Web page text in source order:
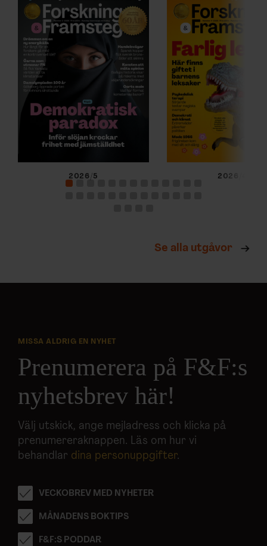
2026/5 2026/4
Se alla utgåvor
MISSA ALDRIG EN NYHET
Prenumerera på F&F:s
nyhetsbrev här!
Välj utskick, ange mejladress och klicka på
prenumereraknappen. Läs om hur vi
behandlar dina personuppgifter.
VECKOBREV MED NYHETER
MÅNADENS BOKTIPS
F&F:S PODDAR